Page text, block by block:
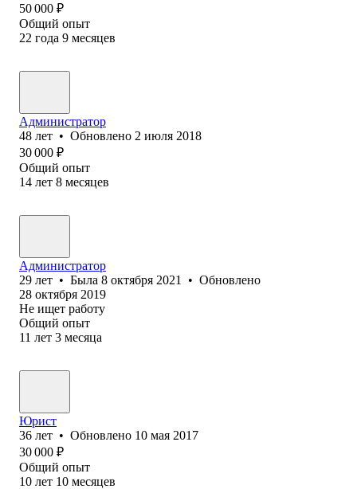
50 000 ₽
Общий опыт
22 года 9 месяцев
Администратор
48 лет • Обновлено 2 июля 2018
30 000 ₽
Общий опыт
14 лет 8 месяцев
Администратор
29 лет • Была 8 октября 2021 • Обновлено
28 октября 2019
Не ищет работу
Общий опыт
11 лет 3 месяца
Юрист
36 лет • Обновлено 10 мая 2017
30 000 ₽
Общий опыт
10 лет 10 месяцев